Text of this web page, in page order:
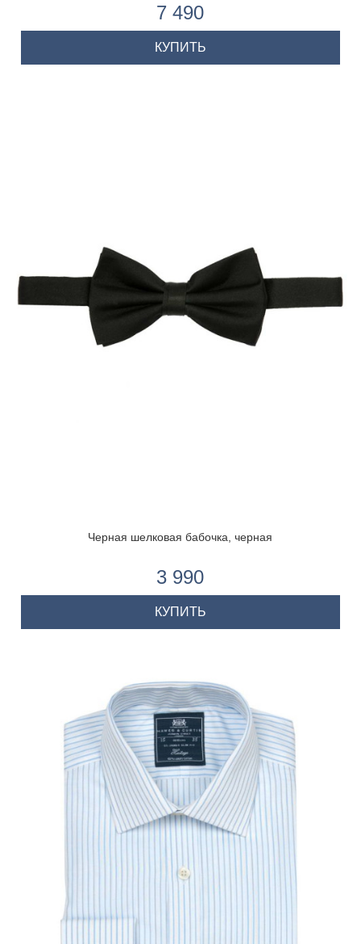
7 490
КУПИТЬ
Черная шелковая бабочка, черная
3 990
КУПИТЬ